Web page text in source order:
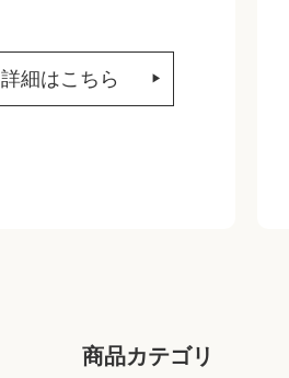
詳細はこちら
商品カテゴリ